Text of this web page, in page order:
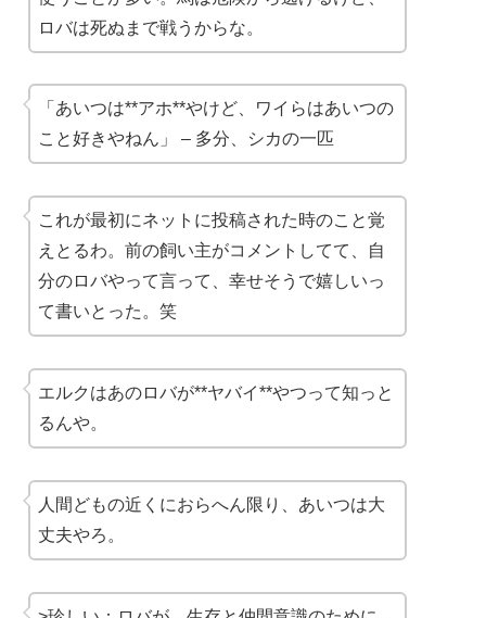
ロバは死ぬまで戦うからな。
「あいつは**アホ**やけど、ワイらはあいつの
こと好きやねん」 – 多分、シカの一匹
これが最初にネットに投稿された時のこと覚
えとるわ。前の飼い主がコメントしてて、自
分のロバやって言って、幸せそうで嬉しいっ
て書いとった。笑
エルクはあのロバが**ヤバイ**やつって知っと
るんや。
人間どもの近くにおらへん限り、あいつは大
丈夫やろ。